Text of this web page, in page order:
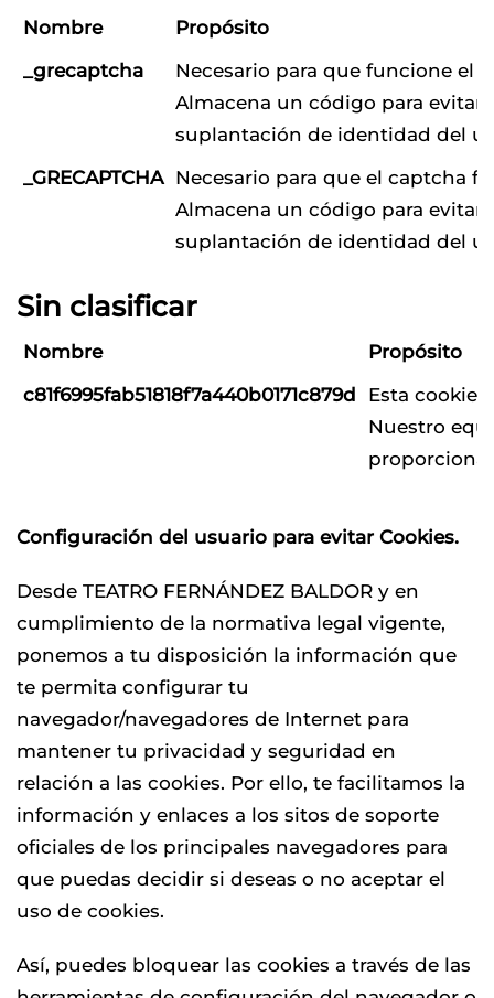
Nombre
Propósito
_grecaptcha
Necesario para que funcione el
Almacena un código para evitar
suplantación de identidad del
_GRECAPTCHA Necesario para que el captcha
Almacena un código para evitar
suplantación de identidad del
Sin clasificar
Nombre
Propósito
c81f6995fab51818f7a440b0171c879d
Esta cookie
Nuestro
Configuración del usuario para evitar Cookies.
Desde TEATRO FERNÁNDEZ BALDOR y en
cumplimiento de la normativa legal vigente,
ponemos a tu disposición la información que
te permita configurar tu
navegador/navegadores de Internet para
mantener tu privacidad y seguridad en
relación a las cookies. Por ello, te facilitamos la
información y enlaces a los sitos de soporte
oficiales de los principales navegadores para
que puedas decidir si deseas o no aceptar el
uso de cookies.
Así, puedes bloquear las cookies a través de las